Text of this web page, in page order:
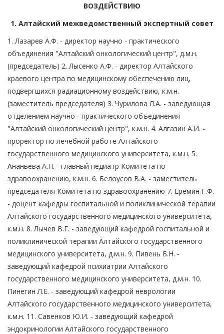
ВОЗДЕЙСТВИЮ
1. Алтайский межведомственный экспертный совет
1. Лазарев А.Ф. - директор научно - практического
объединения "Алтайский онкологический центр", д.м.н.
(председатель) 2. Лысенко А.Ф. - директор Алтайского
краевого центра по медицинскому обеспечению лиц,
подвергшихся радиационному воздействию, к.м.н.
(заместитель председателя) 3. Чурилова Л.А. - заведующая
отделением научно - практического объединения
"Алтайский онкологический центр", к.м.н. 4. Алгазин А.И. -
проректор по лечебной работе Алтайского
государственного медицинского университета, к.м.н. 5.
Ананьева А.П. - главный педиатр Комитета по
здравоохранению, к.м.н. 6. Белоусов В.А. - заместитель
председателя Комитета по здравоохранению 7. Еремин Г.Ф.
- доцент кафедры госпитальной и поликлинической терапии
Алтайского государственного медицинского университета,
к.м.н. 8. Лычев В.Г. - заведующий кафедрой госпитальной и
поликлинической терапии Алтайского государственного
медицинского университета, д.м.н. 9. Пивень Б.Н. -
заведующий кафедрой психиатрии Алтайского
государственного медицинского университета, д.м.н. 10.
Пинегин Л.Е. - заведующий кафедрой неврологии
Алтайского государственного медицинского университета,
к.м.н. 11. Савенков Ю.И. - заведующий кафедрой
эндокринологии Алтайского государственного